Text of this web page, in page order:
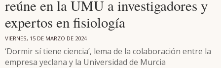
reúne en la UMU a investigadores y
expertos en fisiología
VIERNES, 15 DE MARZO DE 2024
‘Dormir sí tiene ciencia’, lema de la colaboración entre la
empresa yeclana y la Universidad de Murcia